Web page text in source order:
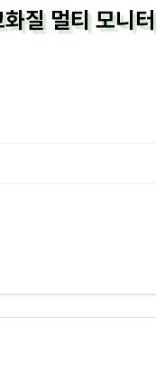
질 멀티 모니터